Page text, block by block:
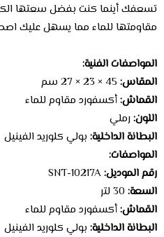
تسعفك أينما كنت بفضل سعتها
مقاومتها للماء مما يسهل عليك
المواصفات الفنية:
المقاس:
القماش:أكسفورد مقاوم للماء
اللون: رملي
البطانة الداخلية: بولي كلوريد الفينيل
المواصفات:
رقم الموديل:
السعة:
القماش:أكسفورد مقاوم للماء
البطانة الداخلية: بولي كلوريد الفينيل